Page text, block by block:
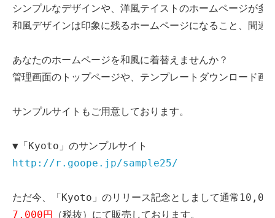
シンプルなデザインや、洋風テイストのホームページが多
和風デザインは印象に残るホームページになること、間違
あなたのホームページを和風に着替えませんか？
管理画面のトップページや、テンプレートダウンロード画
サンプルサイトもご用意しております。
▼「Kyoto」のサンプルサイト
http://r.goope.jp/sample25/
ただ今、「Kyoto」のリリース記念としまして通常
7,000円 （税抜）にて販売しております。